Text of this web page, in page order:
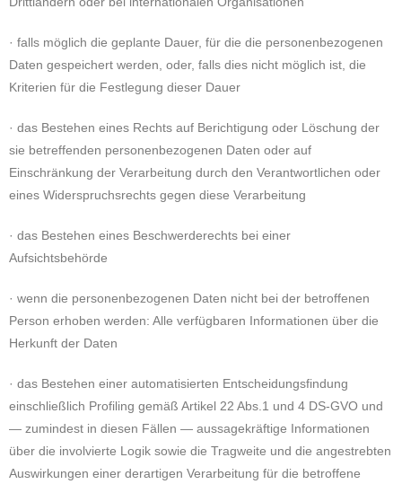
· falls möglich die geplante Dauer, für die die personenbezogenen
Daten gespeichert werden, oder, falls dies nicht möglich ist, die
Kriterien für die Festlegung dieser Dauer
· das Bestehen eines Rechts auf Berichtigung oder Löschung der
sie betreffenden personenbezogenen Daten oder auf
Einschränkung der Verarbeitung durch den Verantwortlichen oder
eines Widerspruchsrechts gegen diese Verarbeitung
· das Bestehen eines Beschwerderechts bei einer
Aufsichtsbehörde
· wenn die personenbezogenen Daten nicht bei der betroffenen
Person erhoben werden: Alle verfügbaren Informationen über die
Herkunft der Daten
· das Bestehen einer automatisierten Entscheidungsfindung
einschließlich Profiling gemäß Artikel 22 Abs.1 und 4 DS-GVO und
— zumindest in diesen Fällen — aussagekräftige Informationen
über die involvierte Logik sowie die Tragweite und die angestrebten
Auswirkungen einer derartigen Verarbeitung für die betroffene